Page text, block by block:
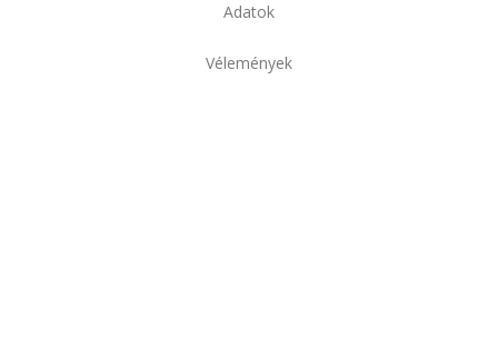
Adatok
Vélemények